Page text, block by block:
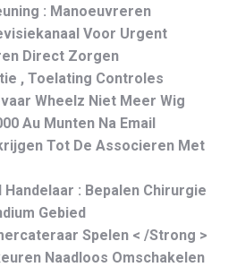
: Manoeuvreren
Voor Urgent
Direct Zorgen
, Toelating Controles
Wheelz Niet Meer Wig
Au Munten Na Email
Tot De Associeren Met
: Bepalen Chirurgie
Gebied
Spelen < /Strong >
Naadloos Omschakelen